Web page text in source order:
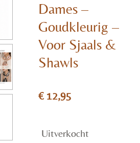
Dames –
Goudkleurig –
Voor Sjaals &
Shawls
€ 12,95
Uitverkocht